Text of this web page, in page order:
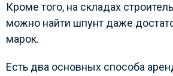
Кроме того, на складах
можно найти шпунт даже
марок.
Есть два основных способа